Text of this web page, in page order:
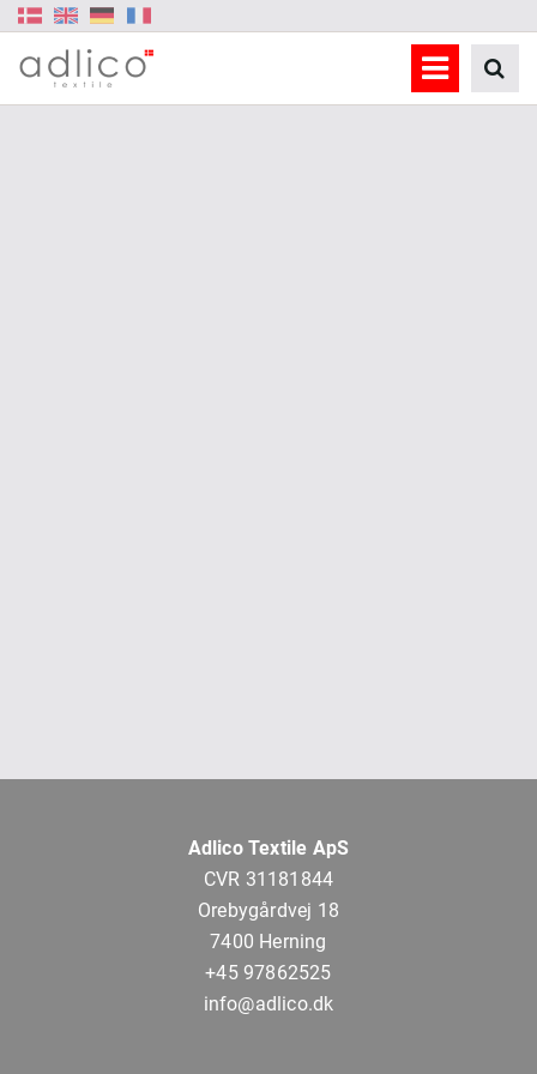
Adlico Textile ApS
CVR 31181844
Orebygårdvej 18
7400 Herning
+45 97862525
info@adlico.dk